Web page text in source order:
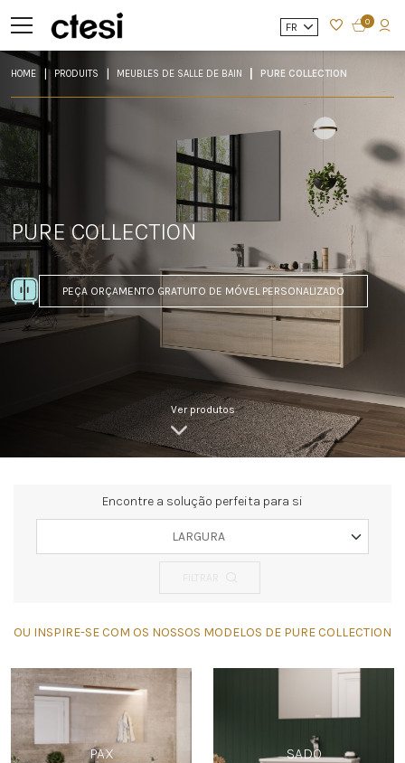
FR 0
HOME PRODUITS MEUBLES DE SALLE DE BAIN PURE COLLECTION
PURE COLLECTION
PEÇA ORÇAMENTO GRATUITO DE MÓVEL PERSONALIZADO
Ver produtos
Encontre a solução perfeita para si
LARGURA
OU INSPIRE-SE COM OS NOSSOS MODELOS DE PURE COLLECTION
PAX SADO